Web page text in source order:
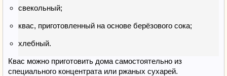
свекольный;
квас, приготовленный на основе берёзового сока;
хлебный.
Квас можно приготовить дома самостоятельно из
специального концентрата или ржаных сухарей.